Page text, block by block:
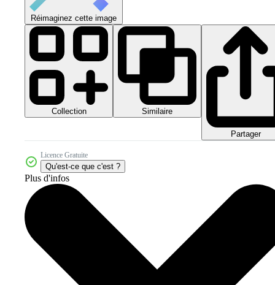
Réimaginez cette image
Collection Similaire
Partager
Licence Gratuite
Qu'est-ce que c'est ?
Plus d'infos